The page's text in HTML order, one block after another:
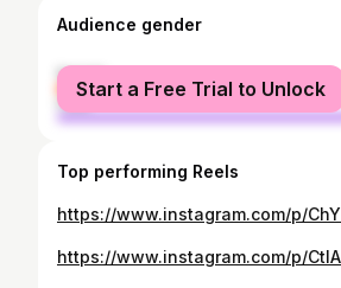
Audience gender
female
male
Start a Free Trial to Unlock
Top performing Reels
https://www.instagram.com/p/